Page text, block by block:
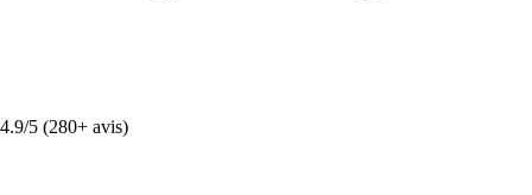
4.9/5 (280+ avis)